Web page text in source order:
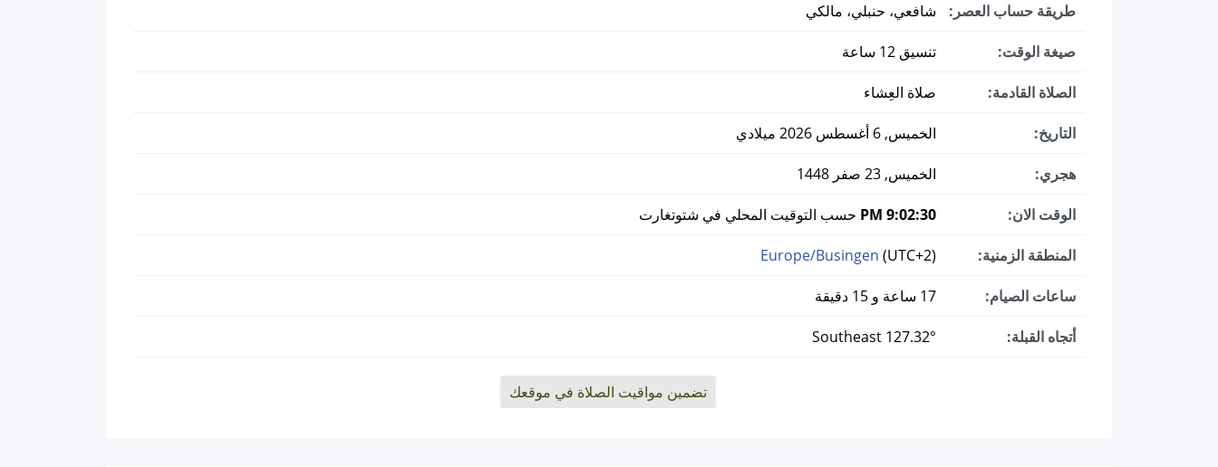
طريقة حساب العصر: شافعي، حنبلي، مالكي
صيغة الوقت: تنسيق 12 ساعة
الصلاة القادمة: صلاة العِشاء
التاريخ: الخميس, 6 أغسطس 2026 ميلادي
هجري: الخميس, 23 صفر 1448
الوقت الان: 9:02:31 PM حسب التوقيت المحلي في شتوتغارت
المنطقة الزمنية: Europe/Busingen (UTC+2)
ساعات الصيام:
أتجاه القبلة:
تضمين مواقيت الصلاة في موقعك